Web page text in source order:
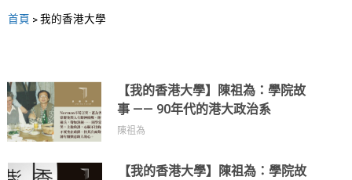
首頁 >我的香港大學
【我的香港大學】陳祖為：學院故
事 —— 90年代的港大政治系
陳祖為
【我的香港大學】陳祖為：學院故